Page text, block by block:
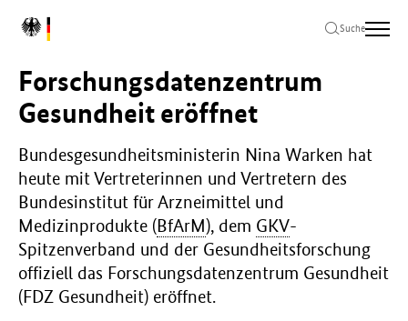
Hauptinhalt
springen
Hauptnavigation
springen
Seitenende
springen
L
o
B
u
d
e
s
m
i
n
i
s
t
Suche
Forschungsdatenzentrum
Gesundheit eröffnet
Bundesgesundheitsministerin Nina Warken hat
heute mit Vertreterinnen und Vertretern des
Bundesinstitut für Arzneimittel und
Medizinprodukte (BfArM), dem GKV-
Spitzenverband und der Gesundheitsforschung
offiziell das Forschungsdatenzentrum Gesundheit
(FDZ Gesundheit) eröffnet.